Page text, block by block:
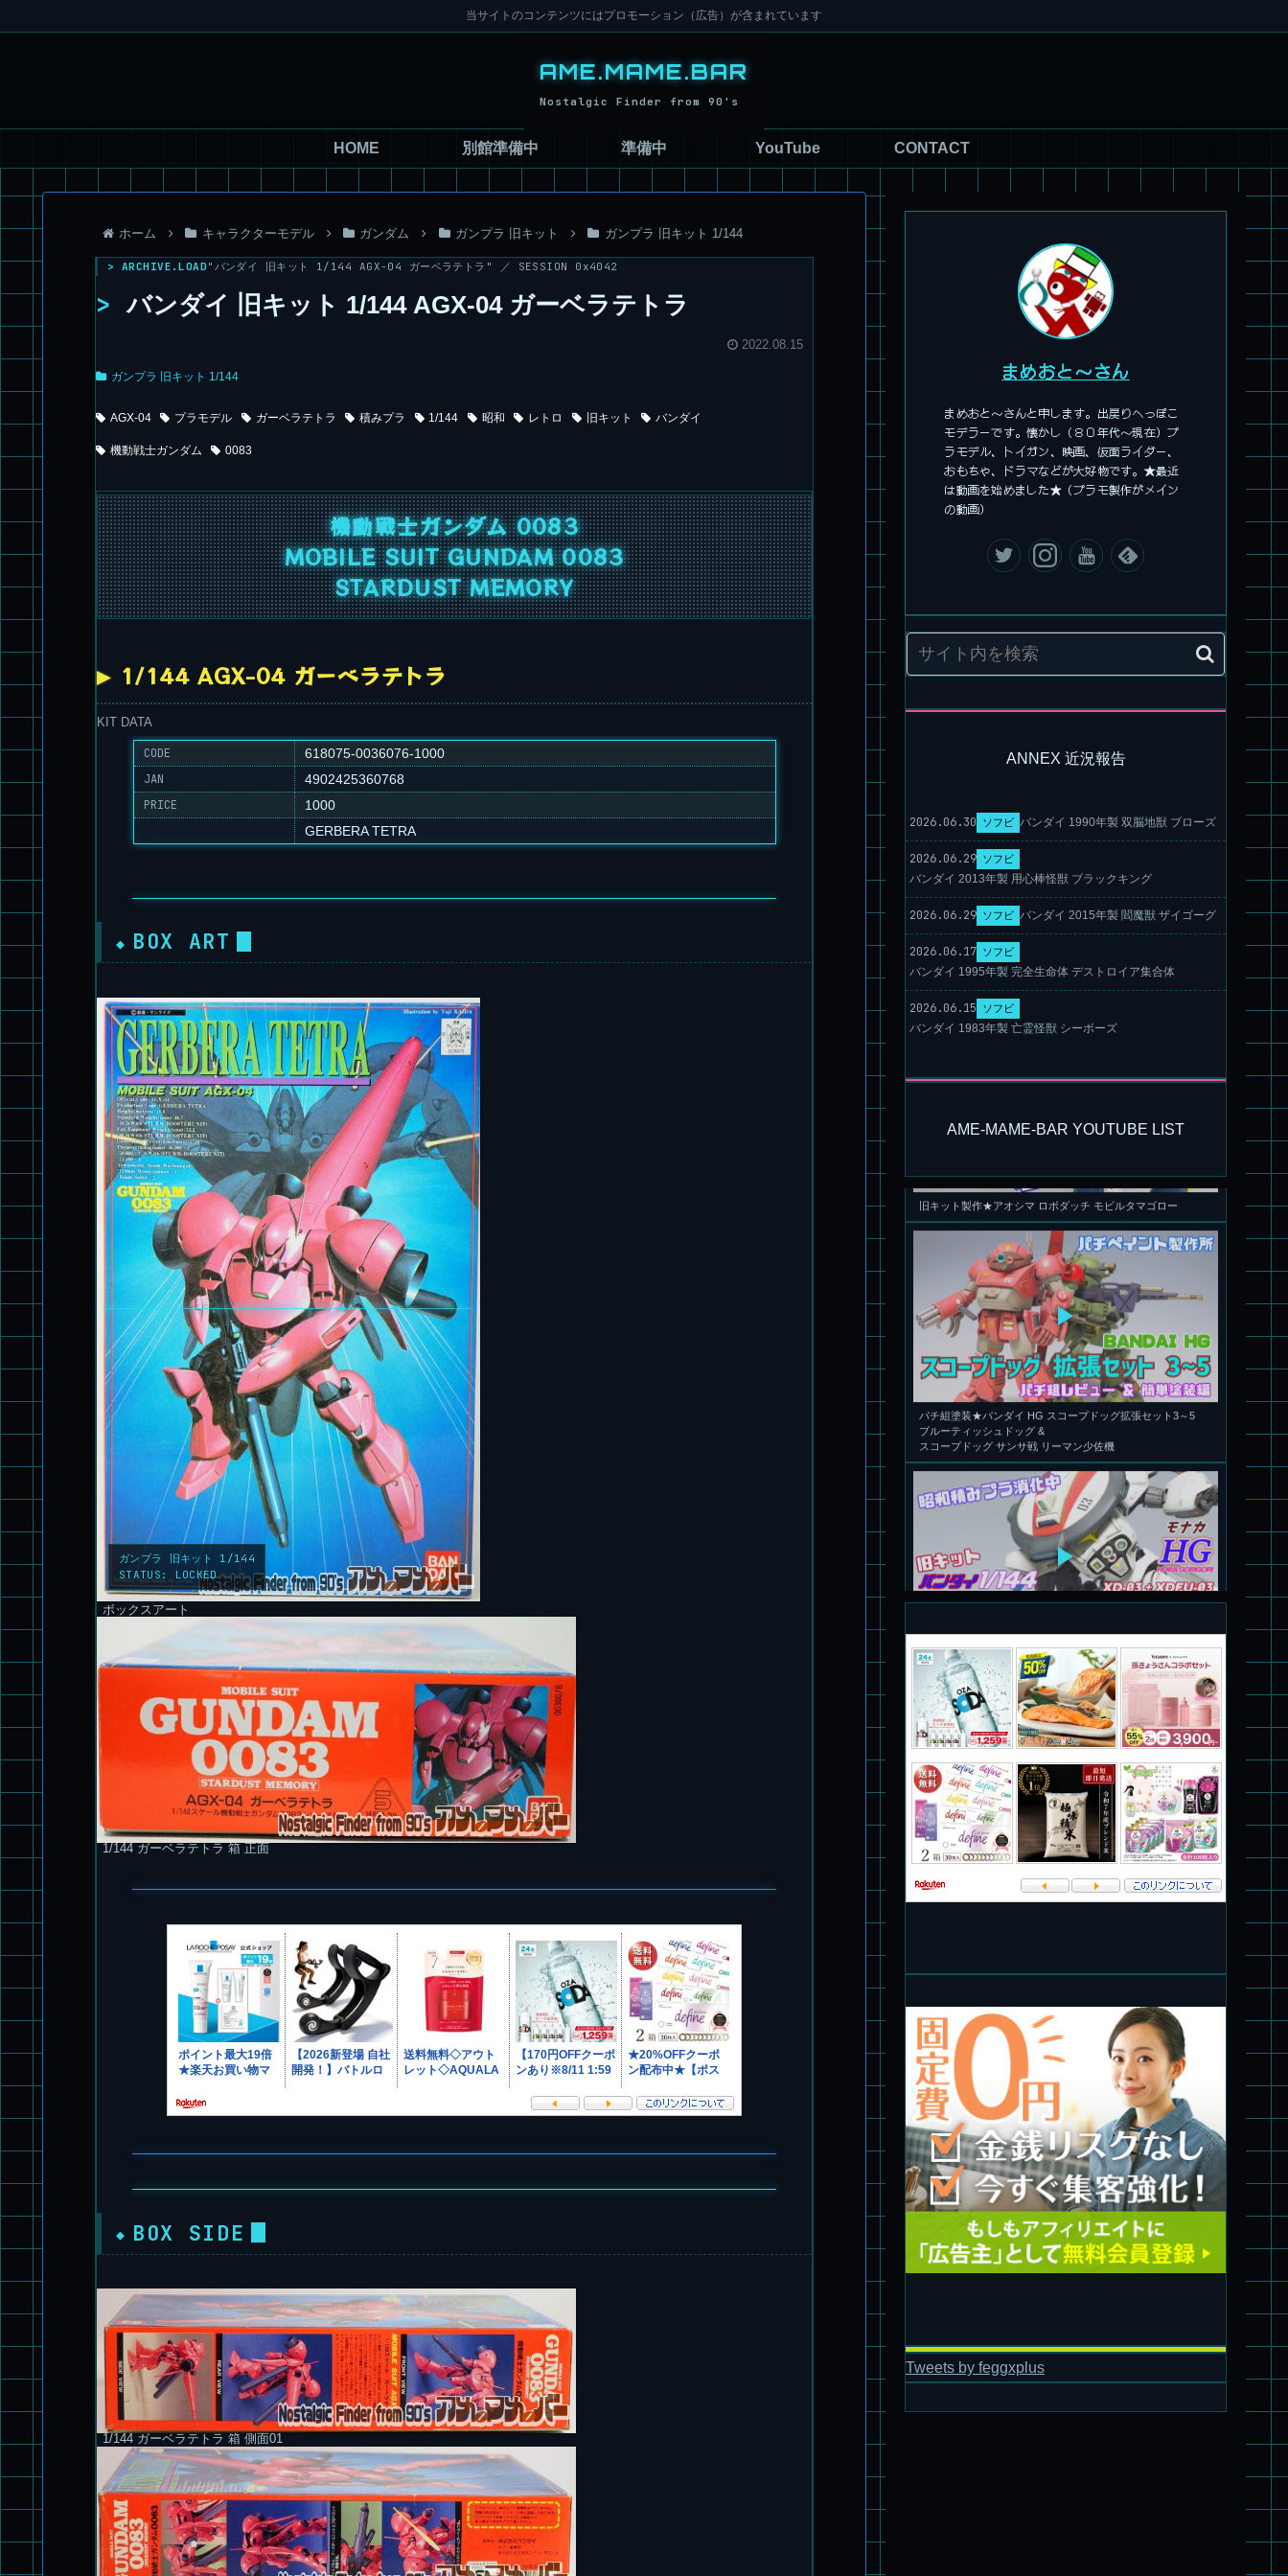
当サイトのコンテンツにはプロモーション（広告）が含まれています
HOME 別館準備中 準備中 YouTube CONTACT
ホーム キャラクターモデル ガンダム ガンプラ 旧キット ガンプラ 旧キット 1/144
> ARCHIVE.LOAD "バンダイ 旧キット 1/144 AGX-04 ガーベラテトラ" ／ SESSION 0x4042
>バンダイ 旧キット 1/144 AGX-04 ガーベラテトラ
2022.08.15
ガンプラ 旧キット 1/144
AGX-04 プラモデル ガーベラテトラ 積みプラ 1/144 昭和 レトロ 旧キット バンダイ
機動戦士ガンダム 0083
機動戦士ガンダム 0083
MOBILE SUIT GUNDAM 0083
STARDUST MEMORY
1/144 AGX-04 ガーベラテトラ
KIT DATA
CODE
618075-0036076-1000
JAN
4902425360768
PRICE
1000
GERBERA TETRA
BOX ART
ガンプラ 旧キット 1/144
STATUS: LOCKED
ボックスアート
1/144 ガーベラテトラ 箱 正面
BOX SIDE
1/144 ガーベラテトラ 箱 側面01
まめおと～さん
まめおと～さんと申します。出戻りへっぽこ
モデラーです。懐かし（８０年代～現在）プ
ラモデル、トイガン、映画、仮面ライダー、
おもちゃ、ドラマなどが大好物です。★最近
は動画を始めました★（プラモ製作がメイン
の動画）
ANNEX 近況報告
2026.06.30 ソフビ バンダイ 1990年製 双脳地獣 ブローズ
2026.06.29 ソフビ
バンダイ 2013年製 用心棒怪獣 ブラックキング
2026.06.29 ソフビ バンダイ 2015年製 閻魔獣 ザイゴーグ
2026.06.17 ソフビ
バンダイ 1995年製 完全生命体 デストロイア集合体
2026.06.15 ソフビ
バンダイ 1983年製 亡霊怪獣 シーボーズ
AME-MAME-BAR YOUTUBE LIST
リコ機 & グレゴルー機 HG 拡張パーツセット6.7.8
旧キット製作★本家SDマクロス バルキリーVF-1S
パチ組塗装★PLAMAX 1/72 バトロイド・バルキリー VF-1S ロ
パチ組塗装★バンダイ HG スコープドッグ拡張セット3～5
ブルーティッシュドッグ &
スコープドッグ サンサ戦 リーマン少佐機
旧キット制作★バンダイ 1/144 ドラグナー3型
パチ組塗装★バンダイ HG バーグラリードッグ
パチ組塗装★PLAMAX 1/24 ストライクドッグ
Tweets by feggxplus